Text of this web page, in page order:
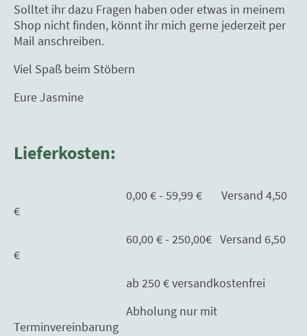
Solltet ihr dazu Fragen haben oder etwas in meinem
Shop nicht finden, könnt ihr mich gerne jederzeit per
Mail anschreiben.
Viel Spaß beim Stöbern
Eure Jasmine
Lieferkosten:
0,00 € - 59,99 € Versand 4,50
€
60,00 € - 250,00€ Versand 6,50
€
ab 250 € versandkostenfrei
Abholung nur mit
Terminvereinbarung